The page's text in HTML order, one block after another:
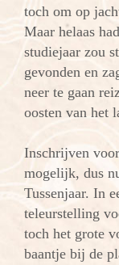
toch om op
Maar helaas
studiejaar zou
gevonden en
neer te gaan
oosten van het
Inschrijven
mogelijk, dus
Tussenjaar. In
teleurstelling
toch het grote
baantje bij de